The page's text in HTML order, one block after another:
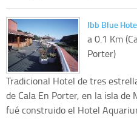
Ibb Blue
a 0.1 Km
Porter)
Tradicional Hotel de tres
de Cala En Porter, en la isla de
fué construido el Hotel